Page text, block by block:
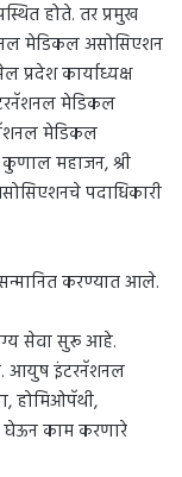
होते. तर प्रमुख
मेडिकल असोसिएशन
प्रदेश कार्याध्यक्ष
मेडिकल
मेडिकल
कुणाल महाजन, श्री
पदाधिकारी
करण्यात आले.
सेवा सुरू आहे.
आयुष इंटरनॅशनल
होमिओपॅथी,
घेऊन काम करणारे